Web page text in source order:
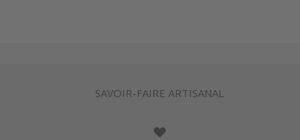
SAVOIR-FAIRE ARTISANAL